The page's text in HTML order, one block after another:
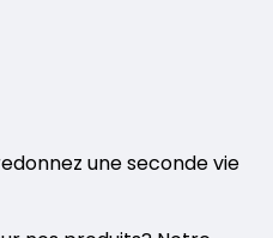
une seconde vie